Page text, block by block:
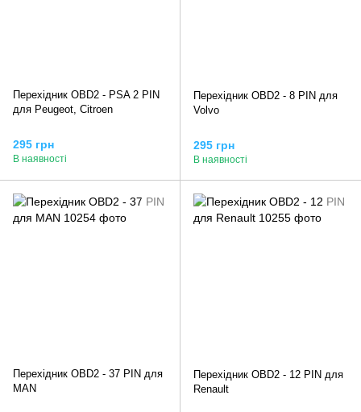
Перехідник OBD2 - PSA 2 PIN
для Peugeot, Citroen
295 грн
В наявності
Перехідник OBD2 - 8 PIN для
Volvo
295 грн
В наявності
Перехідник OBD2 - 37 PIN для
MAN
Перехідник OBD2 - 12 PIN для
Renault